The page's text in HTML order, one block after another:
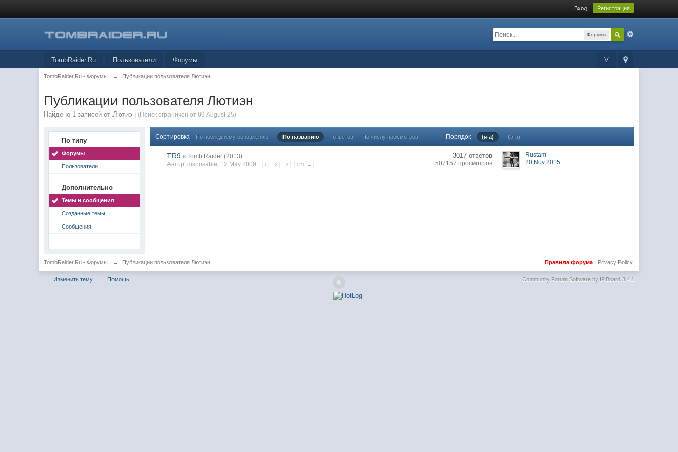
Вход Регистрация
Форумы
V
TombRaider.Ru Пользователи Форумы
TombRaider.Ru - Форумы → Публикации пользователя Лютиэн
Публикации пользователя Лютиэн
Найдено 1 записей от Лютиэн (Поиск ограничен от 09 August 25)
По типу
Форумы
Пользователи
Дополнительно
Темы и сообщения
Созданные темы
Сообщения
Сортировка По последнему обновлению По названию ответов По числу просмотров Порядок (я-а) (а-я)
TR9 вTomb Raider (2013)
Автор:disposable, 12 May 2009 1 2 3 121 →
3017 ответов
507157 просмотров
Rustam
20 Nov 2015
TombRaider.Ru - Форумы → Публикации пользователя Лютиэн Privacy Policy
Правила форума·
Изменить тему Помощь Community Forum Software by IP.Board 3.4.1